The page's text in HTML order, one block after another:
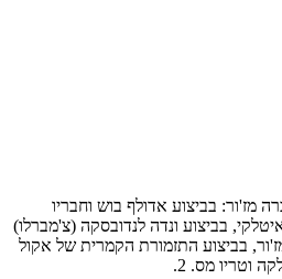
סבסטיאן באך (תכנית שניה). סואיטה מס. 3. ברה מז'ור: בביצוע אדולף בוש וחבריו
בביצוע ונדה לנדובסקה (צ'מברלו)
- פרסטו. קונצרטו ברנדנבורג מס.1 בפה מז'ור, בביצוע התזמורת הקמרית של אקול